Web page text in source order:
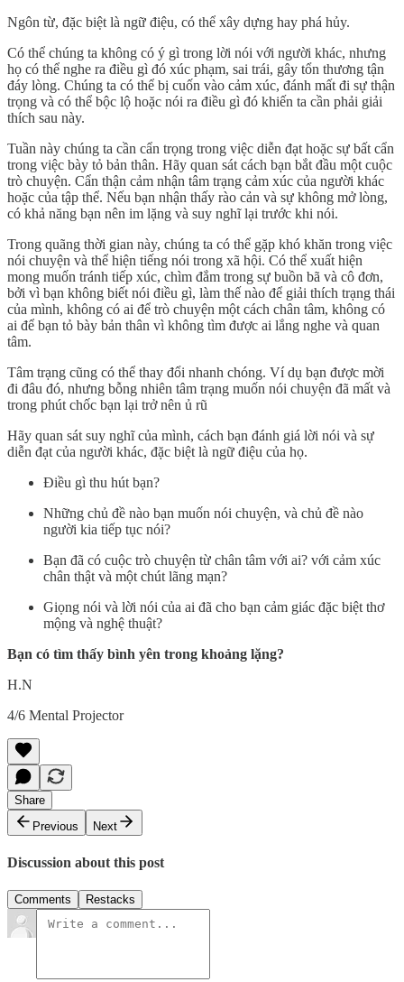
Ngôn từ, đặc biệt là ngữ điệu, có thể xây dựng hay phá hủy.
Có thể chúng ta không có ý gì trong lời nói với người khác, nhưng
họ có thể nghe ra điều gì đó xúc phạm, sai trái, gây tổn thương tận
đáy lòng. Chúng ta có thể bị cuốn vào cảm xúc, đánh mất đi sự thận
trọng và có thể bộc lộ hoặc nói ra điều gì đó khiến ta cần phải giải
thích sau này.
Tuần này chúng ta cần cẩn trọng trong việc diễn đạt hoặc sự bất cẩn
trong việc bày tỏ bản thân. Hãy quan sát cách bạn bắt đầu một cuộc
trò chuyện. Cẩn thận cảm nhận tâm trạng cảm xúc của người khác
hoặc của tập thể. Nếu bạn nhận thấy rào cản và sự không mở lòng,
có khả năng bạn nên im lặng và suy nghĩ lại trước khi nói.
Trong quãng thời gian này, chúng ta có thể gặp khó khăn trong việc
nói chuyện và thể hiện tiếng nói trong xã hội. Có thể xuất hiện
mong muốn tránh tiếp xúc, chìm đắm trong sự buồn bã và cô đơn,
bởi vì bạn không biết nói điều gì, làm thế nào để giải thích trạng thái
của mình, không có ai để trò chuyện một cách chân tâm, không có
ai để bạn tỏ bày bản thân vì không tìm được ai lắng nghe và quan
tâm.
Tâm trạng cũng có thể thay đổi nhanh chóng. Ví dụ bạn được mời
đi đâu đó, nhưng bỗng nhiên tâm trạng muốn nói chuyện đã mất và
trong phút chốc bạn lại trở nên ủ rũ
Hãy quan sát suy nghĩ của mình, cách bạn đánh giá lời nói và sự
diễn đạt của người khác, đặc biệt là ngữ điệu của họ.
Điều gì thu hút bạn?
Những chủ đề nào bạn muốn nói chuyện, và chủ đề nào
người kia tiếp tục nói?
Bạn đã có cuộc trò chuyện từ chân tâm với ai? với cảm xúc
chân thật và một chút lãng mạn?
Giọng nói và lời nói của ai đã cho bạn cảm giác đặc biệt thơ
mộng và nghệ thuật?
Bạn có tìm thấy bình yên trong khoảng lặng?
H.N
4/6 Mental Projector
Share
Previous
Next
Discussion about this post
Comments Restacks